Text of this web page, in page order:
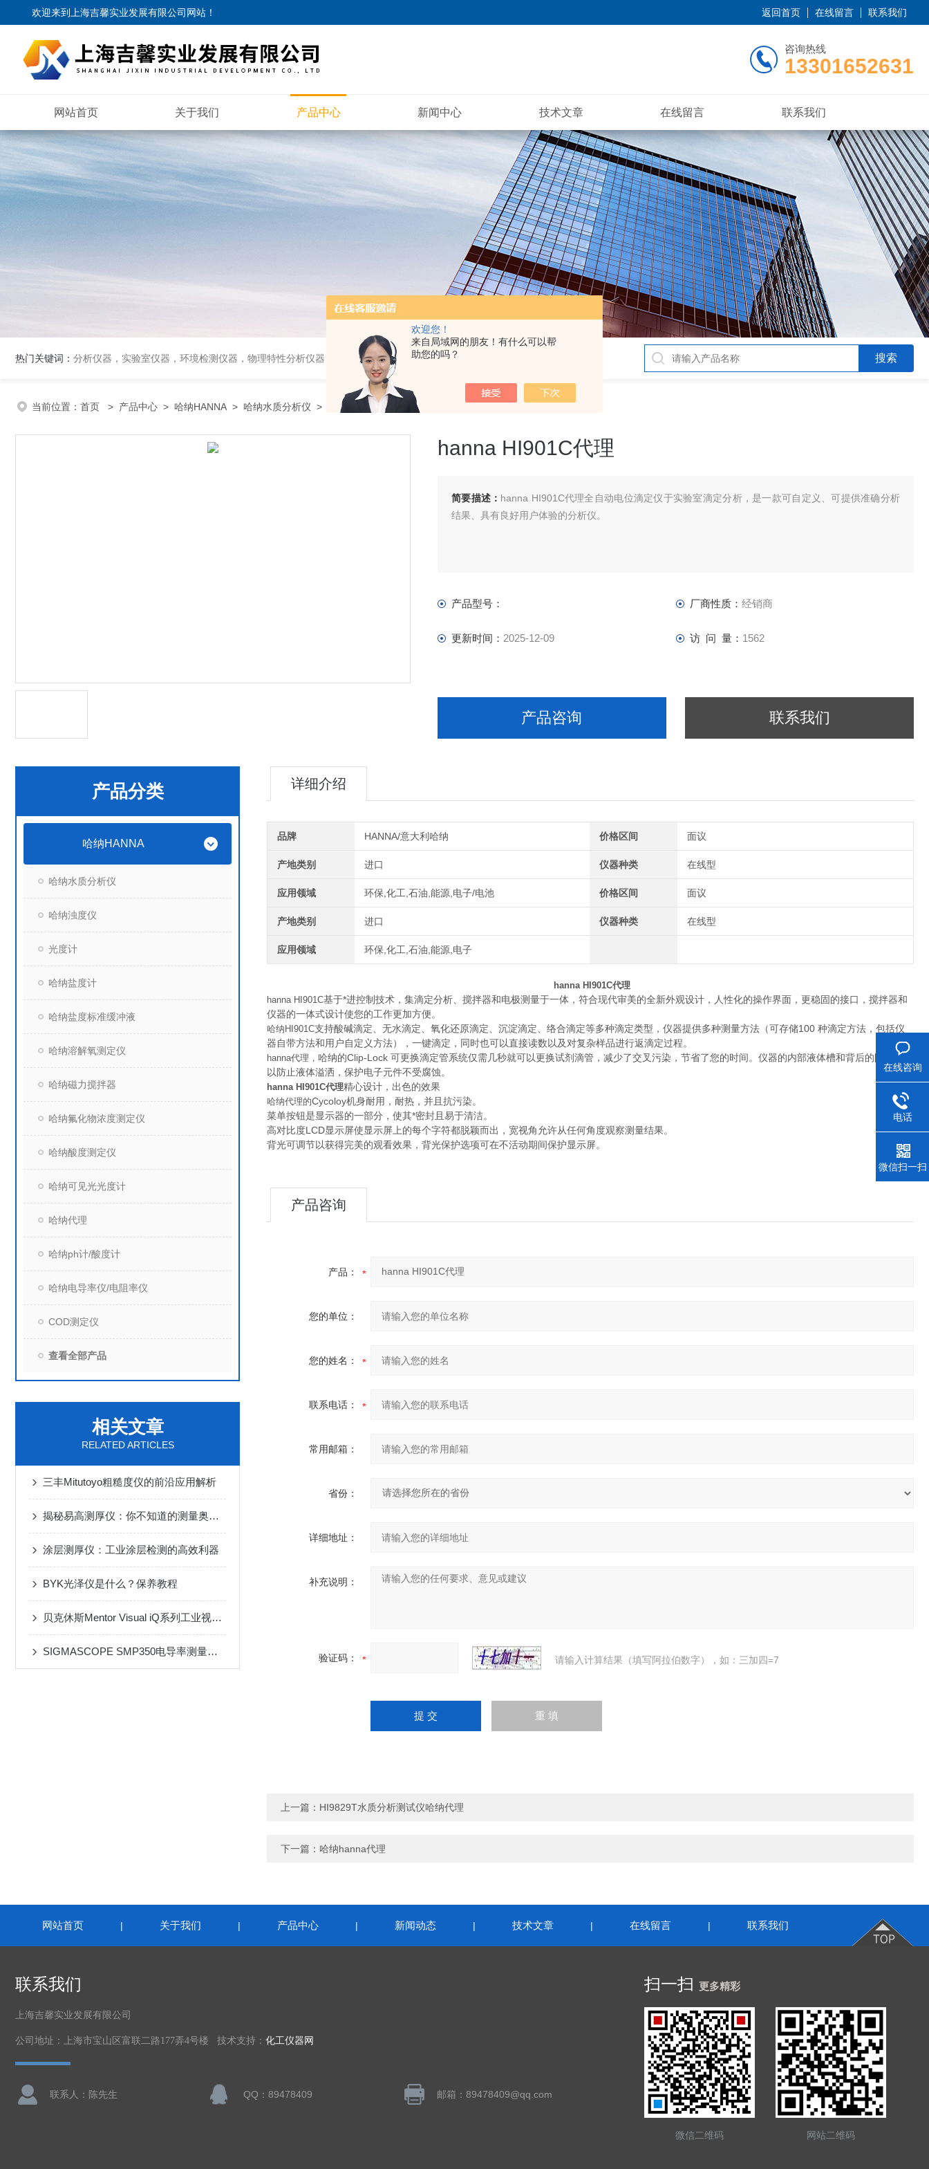
欢迎您！
来自局域网的朋友！有什么可以帮
助您的吗？
欢迎来到 上海吉馨实业发展有限公司网站 ！ 返回首页 在线留言 联系我们
咨询热线
13301652631
网站首页 关于我们 产品中心 新闻中心 技术文章 在线留言 联系我们
热门关键词： 分析仪器，实验室仪器，环境检测仪器，物理特性分析仪器
当前位置： 首页 > 产品中心 > 哈纳HANNA > 哈纳水质分析仪 > hanna HI901C代理
hanna HI901C代理
简要描述： hanna HI901C代理全自动电位滴定仪于实验室滴定分析，是一款可自定义、可提供准确分析
结果、具有良好用户体验的分析仪。
产品型号： 厂商性质： 经销商
更新时间： 2025-12-09 访 问 量： 1562
产品咨询 联系我们
产品分类
哈纳HANNA
哈纳水质分析仪
哈纳浊度仪
光度计
哈纳盐度计
哈纳盐度标准缓冲液
哈纳溶解氧测定仪
哈纳磁力搅拌器
哈纳氟化物浓度测定仪
哈纳酸度测定仪
哈纳可见光光度计
哈纳代理
哈纳ph计/酸度计
哈纳电导率仪/电阻率仪
COD测定仪
查看全部产品
相关文章
RELATED ARTICLES
三丰Mitutoyo粗糙度仪的前沿应用解析
揭秘易高测厚仪：你不知道的测量奥秘！
涂层测厚仪：工业涂层检测的高效利器
BYK光泽仪是什么？保养教程
贝克休斯Mentor Visual iQ系列工业视频内窥镜
SIGMASCOPE SMP350电导率测量仪器测定非铁金属的电导率
详细介绍
品牌 HANNA/意大利哈纳 价格区间 面议
产地类别 进口 仪器种类 在线型
应用领域 环保,化工,石油,能源,电子/电池 价格区间 面议
产地类别 进口 仪器种类 在线型
应用领域 环保,化工,石油,能源,电子
hanna HI901C代理
hanna HI901C基于*进控制技术，集滴定分析、搅拌器和电极测量于一体，符合现代审美的全新外观设计，人性化的操作界面，更稳固的接口，搅拌器和
仪器的一体式设计使您的工作更加方便。
哈纳HI901C支持酸碱滴定、无水滴定、氧化还原滴定、沉淀滴定、络合滴定等多种滴定类型，仪器提供多种测量方法（可存储100 种滴定方法，包括仪
器自带方法和用户自定义方法），一键滴定，同时也可以直接读数以及对复杂样品进行返滴定过程。
hanna代理， 哈纳的Clip-Lock 可更换滴定管系统仅需几秒就可以更换试剂滴管，减少了交叉污染，节省了您的时间。仪器的内部液体槽和背后的防水檐可
以防止液体溢洒，保护电子元件不受腐蚀。
hanna HI901C代理精心设计，出色的效果
哈纳代理的Cycoloy机身耐用，耐热，并且抗污染。
菜单按钮是显示器的一部分，使其*密封且易于清洁。
高对比度LCD显示屏使显示屏上的每个字符都脱颖而出，宽视角允许从任何角度观察测量结果。
背光可调节以获得完美的观看效果，背光保护选项可在不活动期间保护显示屏。
产品咨询
产品：
您的单位：
您的姓名：
联系电话：
常用邮箱：
省份：
详细地址：
补充说明：
验证码： 请输入计算结果（填写阿拉伯数字），如：三加四=7
上一篇： HI9829T水质分析测试仪哈纳代理
下一篇： 哈纳hanna代理
网站首页 | 关于我们 | 产品中心 | 新闻动态 | 技术文章 | 在线留言 | 联系我们
联系我们
上海吉馨实业发展有限公司
公司地址：上海市宝山区富联二路177弄4号楼 技术支持： 化工仪器网
联系人：陈先生 QQ：89478409 邮箱：89478409@qq.com
扫一扫 更多精彩
微信二维码 网站二维码
在线咨询
电话
微信扫一扫